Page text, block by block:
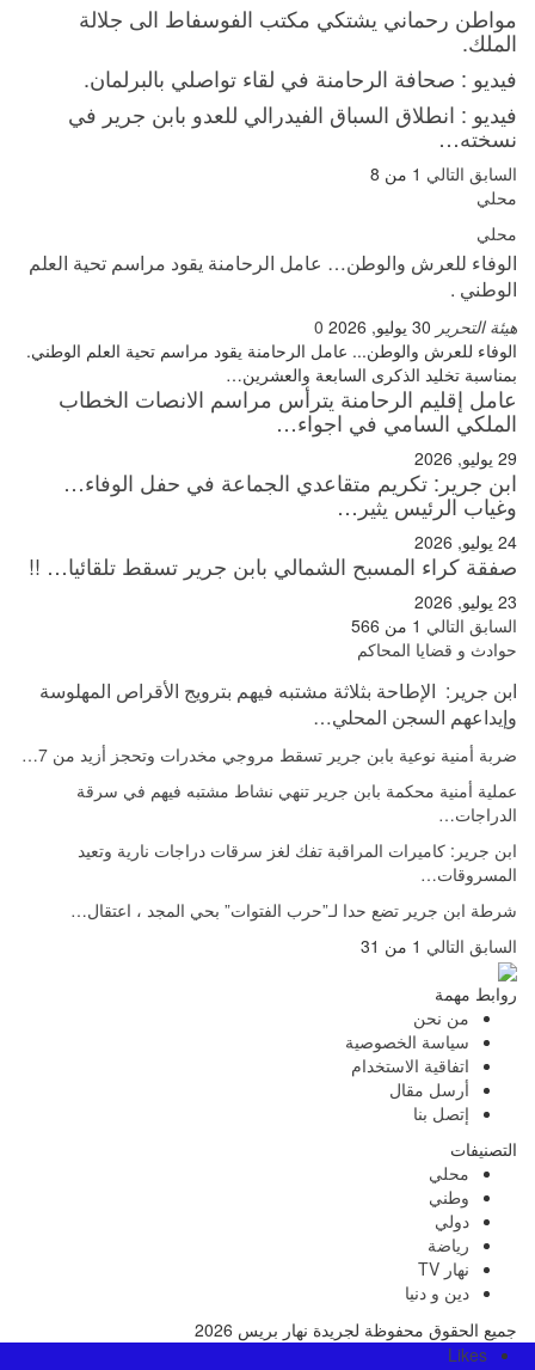
مواطن رحماني يشتكي مكتب الفوسفاط الى جلالة
الملك.
فيديو : صحافة الرحامنة في لقاء تواصلي بالبرلمان.
فيديو : انطلاق السباق الفيدرالي للعدو بابن جرير في
نسخته…
السابق التالي 1 من 8
محلي
محلي
الوفاء للعرش والوطن… عامل الرحامنة يقود مراسم تحية العلم
الوطني .
هيئة التحرير 30 يوليو, 2026
0
الوفاء للعرش والوطن... عامل الرحامنة يقود مراسم تحية العلم الوطني.
بمناسبة تخليد الذكرى السابعة والعشرين…
عامل إقليم الرحامنة يترأس مراسم الانصات الخطاب
الملكي السامي في اجواء…
29 يوليو, 2026
ابن جرير: تكريم متقاعدي الجماعة في حفل الوفاء…
وغياب الرئيس يثير…
24 يوليو, 2026
صفقة كراء المسبح الشمالي بابن جرير تسقط تلقائيا… !!
23 يوليو, 2026
السابق التالي 1 من 566
حوادث و قضايا المحاكم
ابن جرير: الإطاحة بثلاثة مشتبه فيهم بترويج الأقراص المهلوسة
وإيداعهم السجن المحلي…
ضربة أمنية نوعية بابن جرير تسقط مروجي مخدرات وتحجز أزيد من 7…
عملية أمنية محكمة بابن جرير تنهي نشاط مشتبه فيهم في سرقة
الدراجات…
ابن جرير: كاميرات المراقبة تفك لغز سرقات دراجات نارية وتعيد
المسروقات…
شرطة ابن جرير تضع حدا لـ”حرب الفتوات” بحي المجد ، اعتقال…
السابق التالي 1 من 31
روابط مهمة
من نحن
سياسة الخصوصية
اتفاقية الاستخدام
أرسل مقال
إتصل بنا
التصنيفات
محلي
وطني
دولي
رياضة
نهار TV
دين و دنيا
جميع الحقوق محفوظة لجريدة نهار بريس 2026
Likes